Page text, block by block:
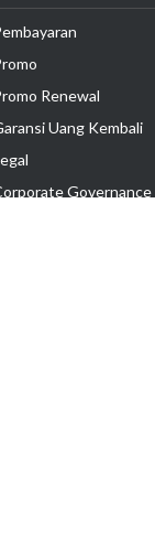
Renewal
Uang Kembali
Governance